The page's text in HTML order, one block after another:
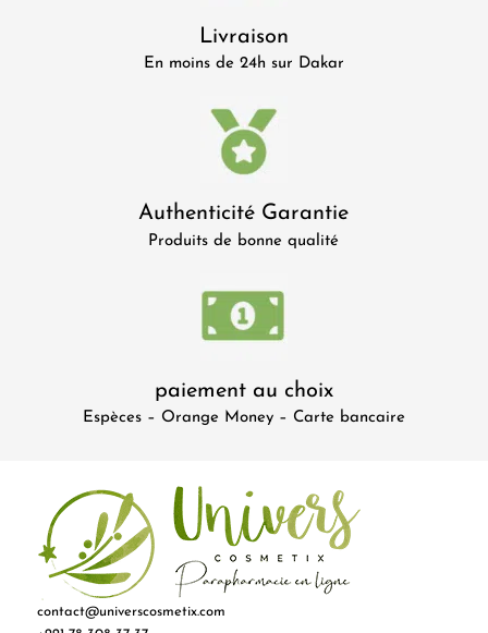
Livraison
En moins de 24h sur Dakar
Authenticité Garantie
Produits de bonne qualité
paiement au choix
Espèces – Orange Money – Carte bancaire
contact@universcosmetix.com